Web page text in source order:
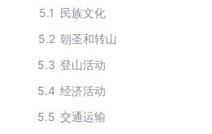
5.1 民族文化
5.2 朝圣和转山
5.3 登山活动
5.4 经济活动
5.5 交通运输